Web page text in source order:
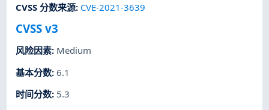
CVSS 分数来源: CVE-2021-3639
CVSS v3
风险因素: Medium
基本分数:6.1
时间分数: 5.3